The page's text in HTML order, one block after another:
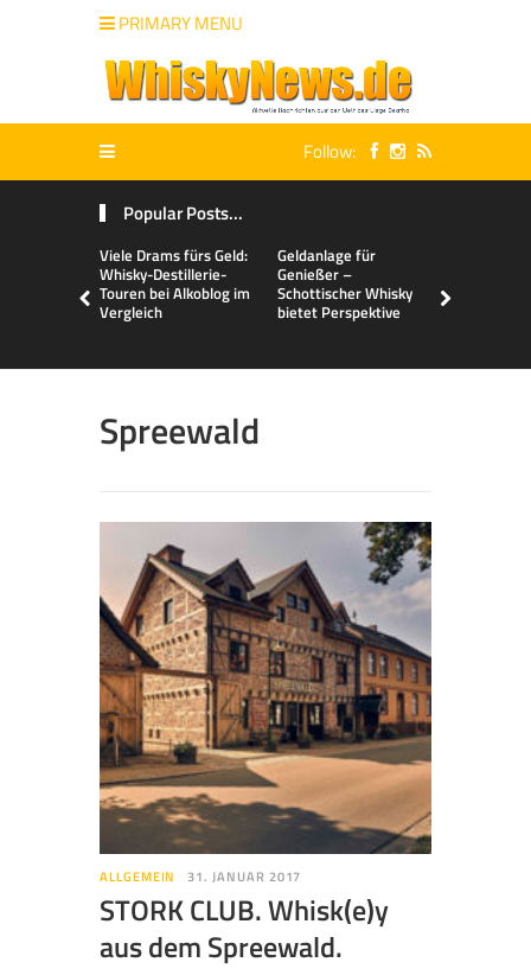
PRIMARY MENU
Follow:
Popular Posts...
Viele Drams fürs Geld:
Whisky-Destillerie-
Touren bei Alkoblog im
Vergleich
Geldanlage für
Genießer –
Schottischer Whisky
bietet Perspektive
Spreewald
ALLGEMEIN 31. JANUAR 2017
STORK CLUB. Whisk(e)y
aus dem Spreewald.